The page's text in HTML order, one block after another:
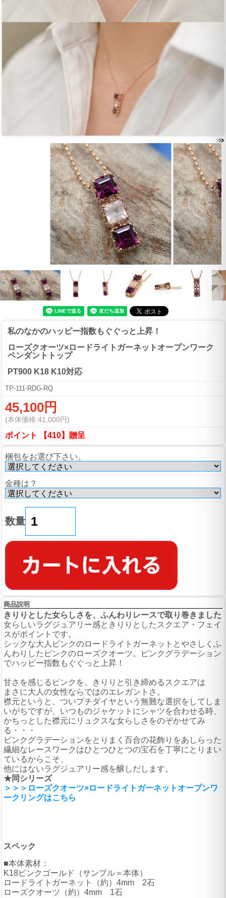
私のなかのハッピー指数もぐぐっと上昇！
ローズクオーツ×ロードライトガーネットオープンワーク
ペンダントトップ
PT900 K18 K10対応
TP-111-RDG-RQ
45,100円
(本体価格:41,000円)
ポイント 【410】贈呈
梱包をお選び下さい。
金種は？
数量
商品説明
きりりとした女らしさを、ふんわりレースで取り巻きました
女らしいラグジュアリー感ときりりとしたスクエア・フェイ
スがポイントです。
シックな大人ピンクのロードライトガーネットとやさしくふ
んわりしたピンクのローズクオーツ。ピンクグラデーション
でハッピー指数もぐぐっと上昇！
甘さを感じるピンクを、きりりと引き締めるスクエアは
まさに大人の女性ならではのエレガントさ。
襟元というと、ついプチダイヤという無難な選択をしてしま
いがちですが、いつものジャケットにシャツを合わせる時、
かちっとした襟元にリュクスな女らしさをのぞかせてみ
る・・・
ピンクグラデーションをとりまく百合の花飾りをあしらった
繊細なレースワークはひとつひとつの宝石を丁寧にとりまい
ているからこそ、
他にはないラグジュアリー感を醸しだします。
★同シリーズ
＞＞＞ローズクオーツ×ロードライトガーネットオープンワ
ークリングはこちら
スペック
■本体素材：
K18ピンクゴールド（サンプル＝本体）
ロードライトガーネット（約）4mm 2石
ローズクオーツ（約）4mm 1石